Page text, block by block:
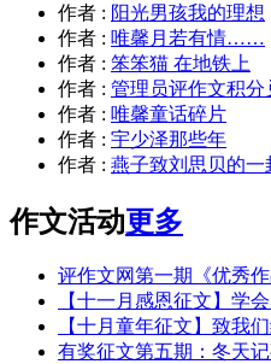
作者 : 阳光男孩我的理想
作者 : 唯馨 月若有情……
作者 : 笨笨猫 在地铁上
作者 : 管理员评作文积分
作者 : 唯馨童话碎片
作者 : 宇少泽那些年
作者 : 燕子致刘思贝的一
作文活动更多
评作文网第一期《优秀
【十一月感恩征文】学
【十月童年征文】致我
有奖征文第五期：冬天